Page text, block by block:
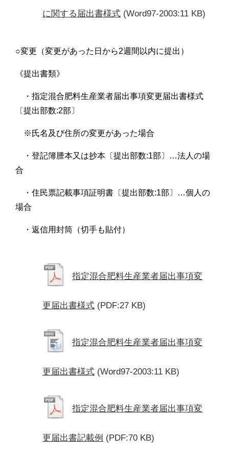
に関する届出書様式 (Word97-2003:11 KB)
○変更（変更があった日から2週間以内に提出）
《提出書類》
・指定混合肥料生産業者届出事項変更届出書様式
〔提出部数:2部〕
※氏名及び住所の変更があった場合
・登記簿謄本又は抄本〔提出部数:1部〕…法人の場
合
・住民票記載事項証明書〔提出部数:1部〕…個人の
場合
・返信用封筒（切手も貼付）
指定混合肥料生産業者届出事項変
更届出書様式 (PDF:27 KB)
指定混合肥料生産業者届出事項変
更届出書様式 (Word97-2003:11 KB)
指定混合肥料生産業者届出事項変
更届出書記載例 (PDF:70 KB)